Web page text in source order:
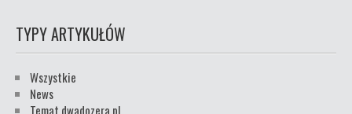
TYPY ARTYKUŁÓW
Wszystkie
News
Temat dwadozera.pl